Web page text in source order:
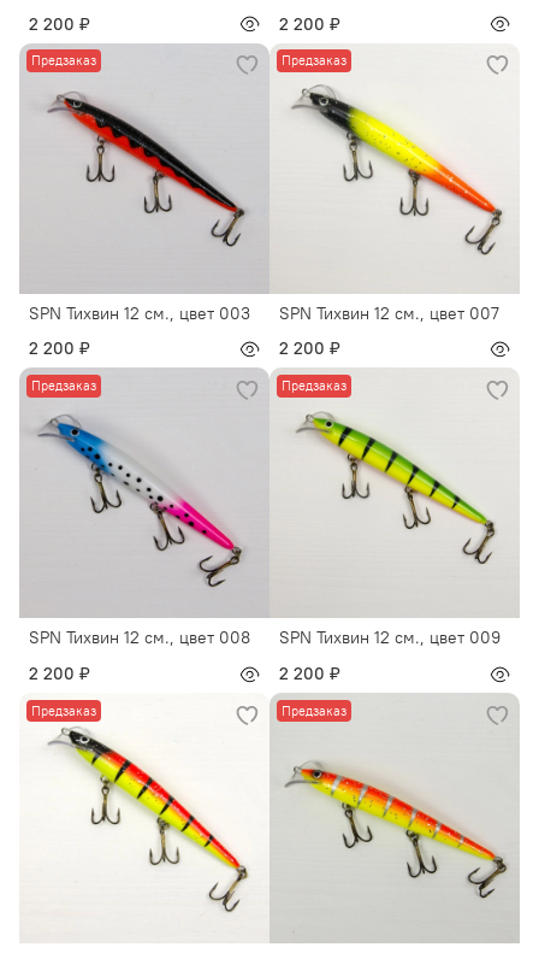
2 200 ₽
2 200 ₽
Предзаказ
SPN Тихвин 12 см., цвет 003
2 200 ₽
Предзаказ
SPN Тихвин 12 см., цвет 007
2 200 ₽
Предзаказ
SPN Тихвин 12 см., цвет 008
2 200 ₽
Предзаказ
SPN Тихвин 12 см., цвет 009
2 200 ₽
Предзаказ Предзаказ